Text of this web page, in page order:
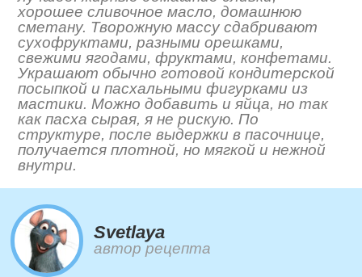
хорошее сливочное масло, домашнюю
сметану. Творожную массу сдабривают
сухофруктами, разными орешками,
свежими ягодами, фруктами, конфетами.
Украшают обычно готовой кондитерской
посыпкой и пасхальными фигурками из
мастики. Можно добавить и яйца, но так
как пасха сырая, я не рискую. По
структуре, после выдержки в пасочнице,
получается плотной, но мягкой и нежной
внутри.
Svetlaya
автор рецепта